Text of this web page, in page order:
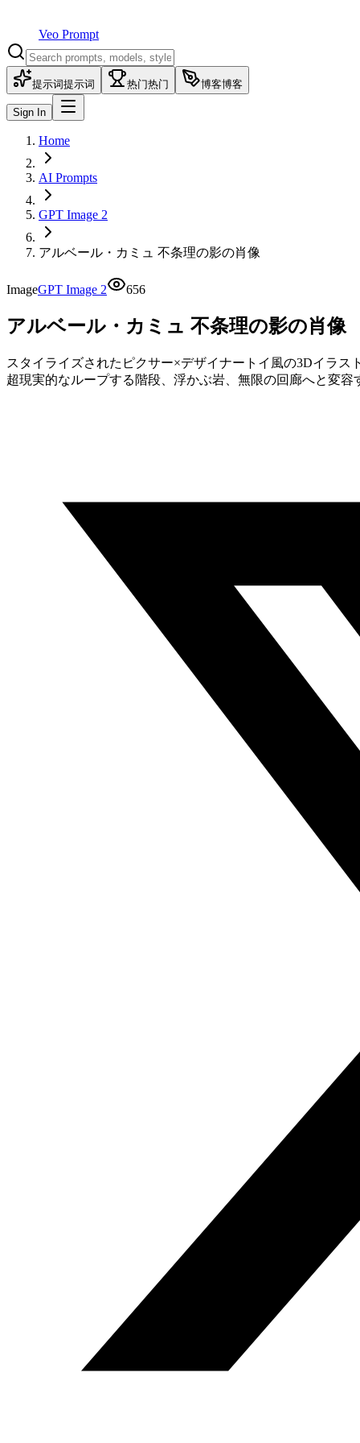
Veo Prompt
提示词提示词 热门热门 博客博客
Sign In
Home
AI Prompts
GPT Image 2
アルベール・カミュ 不条理の影の肖像
ImageGPT Image 2 656
アルベール・カミュ 不条理の影の肖像
スタイライズされたピクサー×デザイナートイ風の3Dイラ
超現実的なループする階段、浮かぶ岩、無限の回廊へと変